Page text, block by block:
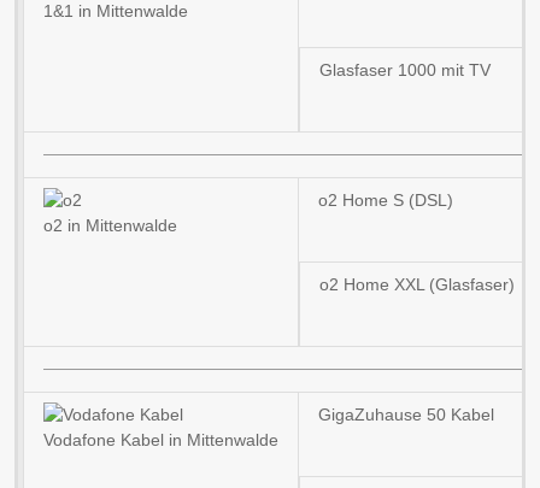
1&1 in Mittenwalde
Glasfaser 1000 mit TV
o2 in Mittenwalde
o2 Home S (DSL)
o2 Home XXL (Glasfaser)
Vodafone Kabel in Mittenwalde
GigaZuhause 50 Kabel